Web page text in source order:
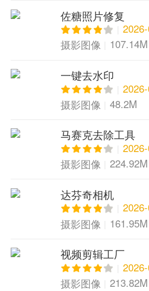
佐糖照片修复
摄影图像
107.14M
一键去水印
摄影图像
48.2M
马赛克去除工具
摄影图像
224.92M
达芬奇相机
摄影图像
161.95M
视频剪辑工厂
摄影图像
213.82M